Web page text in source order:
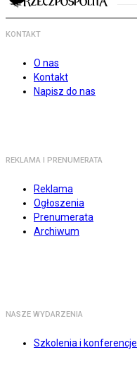
KONTAKT
O nas
Kontakt
Napisz do nas
REKLAMA I PRENUMERATA
Reklama
Ogłoszenia
Prenumerata
Archiwum
NASZE WYDARZENIA
Szkolenia i konferencje